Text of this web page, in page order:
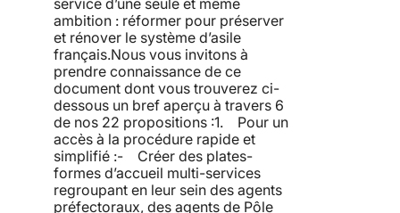
service d’une seule et même
ambition : réformer pour préserver
et rénover le système d’asile
français.Nous vous invitons à
prendre connaissance de ce
document dont vous trouverez ci-
dessous un bref aperçu à travers 6
de nos 22 propositions :1. Pour un
accès à la procédure rapide et
simplifié :- Créer des plates-
formes d’accueil multi-services
regroupant en leur sein des agents
préfectoraux, des agents de Pôle